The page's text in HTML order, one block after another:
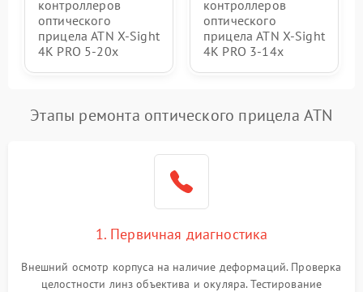
контроллеров
оптического
прицела ATN X-Sight
4K PRO 5-20x
контроллеров
оптического
прицела ATN X-Sight
4K PRO 3-14x
Этапы ремонта оптического прицела ATN
1. Первичная диагностика
Внешний осмотр корпуса на наличие деформаций. Проверка
целостности линз объектива и окуляра. Тестирование